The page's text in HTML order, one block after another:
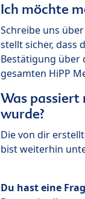
Ich möchte
Schreibe uns
stellt sicher, dass
Bestätigung über
gesamten HiPP
Was
wurde?
Die von dir
bist weiterhin
Du hast eine